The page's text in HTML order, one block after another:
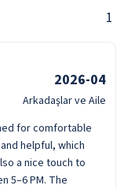
1
2026-04
Arkadaşlar ve Aile
for comfortable
helpful, which
a nice touch to
5–6 PM. The